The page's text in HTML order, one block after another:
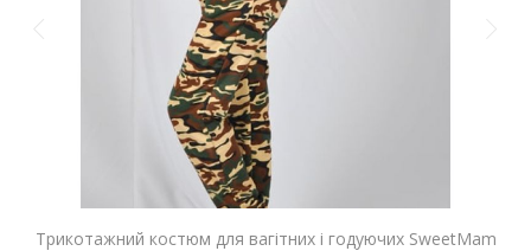
Трикотажний костюм для вагітних і годуючих SweetMam